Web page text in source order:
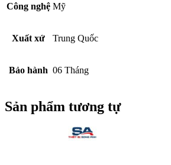
Công nghệ Mỹ
Xuất xứ Trung Quốc
Bảo hành 06 Tháng
Sản phẩm tương tự